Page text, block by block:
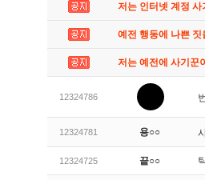
저는 인터넷 계정
예전 행동에 나쁜
저는 예전에 사기꾼
12324786
12324781 용○○
12324725 끝○○